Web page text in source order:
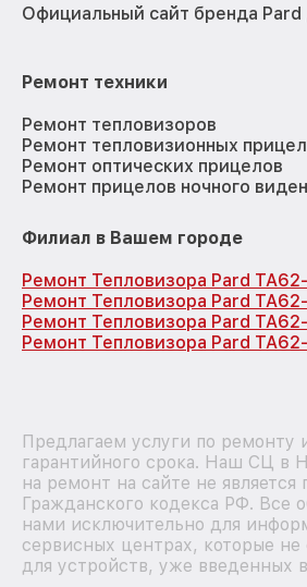
Официальный сайт бренда Pard
Ремонт техники
Ремонт тепловизоров
Ремонт тепловизионных
Ремонт оптических прицелов
Ремонт прицелов ночного
Филиал в Вашем городе
Ремонт Тепловизора Pard
Ремонт Тепловизора Pard
Ремонт Тепловизора Pard
Ремонт Тепловизора Pard
Предлагаем услуги по ремонту
гарантийного срока. Наш СЦ в
на ремонт на сайте не
Гражданского кодекса РФ. Все
нами исключительно для
сервисных центрах, которые не
для устройств, уже введенных